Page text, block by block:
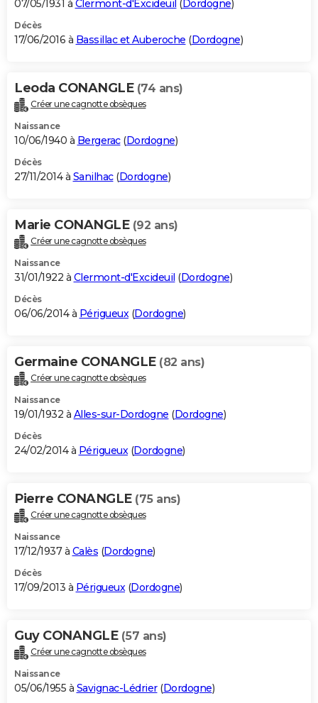
07/05/1931 à Clermont-d'Excideuil ( Dordogne)
Décès
17/06/2016 à Bassillac et Auberoche (Dordogne)
Leoda CONANGLE (74 ans)
Créer une cagnotte obsèques
Naissance
10/06/1940 à Bergerac(Dordogne)
Décès
27/11/2014 à Sanilhac(Dordogne)
Marie CONANGLE (92 ans)
Créer une cagnotte obsèques
Naissance
31/01/1922 à Clermont-d'Excideuil (Dordogne)
Décès
06/06/2014 à Périgueux(Dordogne)
Germaine CONANGLE (82 ans)
Créer une cagnotte obsèques
Naissance
19/01/1932 à Alles-sur-Dordogne (Dordogne)
Décès
24/02/2014 à Périgueux(Dordogne)
Pierre CONANGLE (75 ans)
Créer une cagnotte obsèques
Naissance
17/12/1937 à Calès (Dordogne)
Décès
17/09/2013 à Périgueux(Dordogne)
Guy CONANGLE (57 ans)
Créer une cagnotte obsèques
Naissance
05/06/1955 à Savignac-Lédrier(Dordogne)